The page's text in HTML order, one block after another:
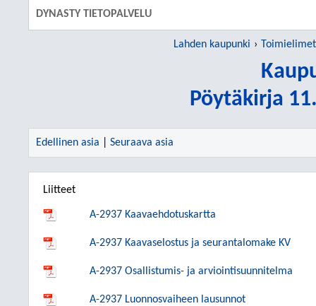
DYNASTY TIETOPALVELU
Lahden kaupunki Toimielimet
Pöytäkirja
Edellinen asia Seuraava asia
Liitteet
A-2937 Kaavaehdotuskartta
A-2937 Kaavaselostus ja seurantalomake KV
A-2937 Osallistumis- ja arviointisuunnitelma
A-2937 Luonnosvaiheen lausunnot